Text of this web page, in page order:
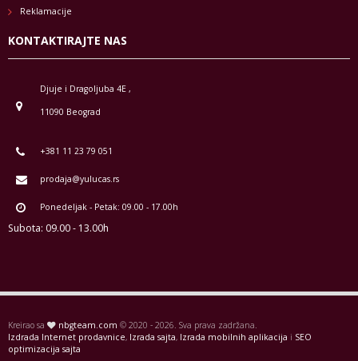
Reklamacije
KONTAKTIRAJTE NAS
Djuje i Dragoljuba 4E ,
11090 Beograd
+381 11 23 79 051
prodaja@yulucas.rs
Ponedeljak - Petak: 09.00 - 17.00h
Subota: 09.00 - 13.00h
Kreirao sa nbgteam.com © 2020 - 2026. Sva prava zadržana.
Izdrada Internet prodavnice, Izrada sajta, Izrada mobilnih aplikacija i SEO
optimizacija sajta